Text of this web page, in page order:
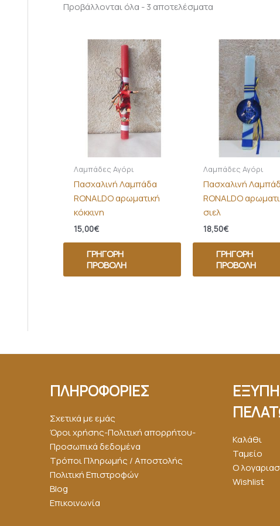
Προβάλλονται όλα - 3 αποτελέσματα
Λαμπάδες Αγόρι
Πασχαλινή Λαμπάδα
RONALDO αρωματική
κόκκινη
15,00€
ΓΡΉΓΟΡΗ
ΠΡΟΒΟΛΉ
Λαμπάδες Αγόρι
Πασχαλινή
RONALDO
σιελ
18,50€
ΓΡΉΓΟΡΗ
ΠΡΟΒΟΛΉ
ΠΛΗΡΟΦΟΡΙΕΣ
Σχετικά με εμάς
Όροι χρήσης-Πολιτική απορρήτου-
Προσωπικά δεδομένα
Τρόποι Πληρωμής / Αποστολής
Πολιτική Επιστροφών
Blog
Επικοινωνία
Καλάθι
Ταμείο
Ο
Wishlist